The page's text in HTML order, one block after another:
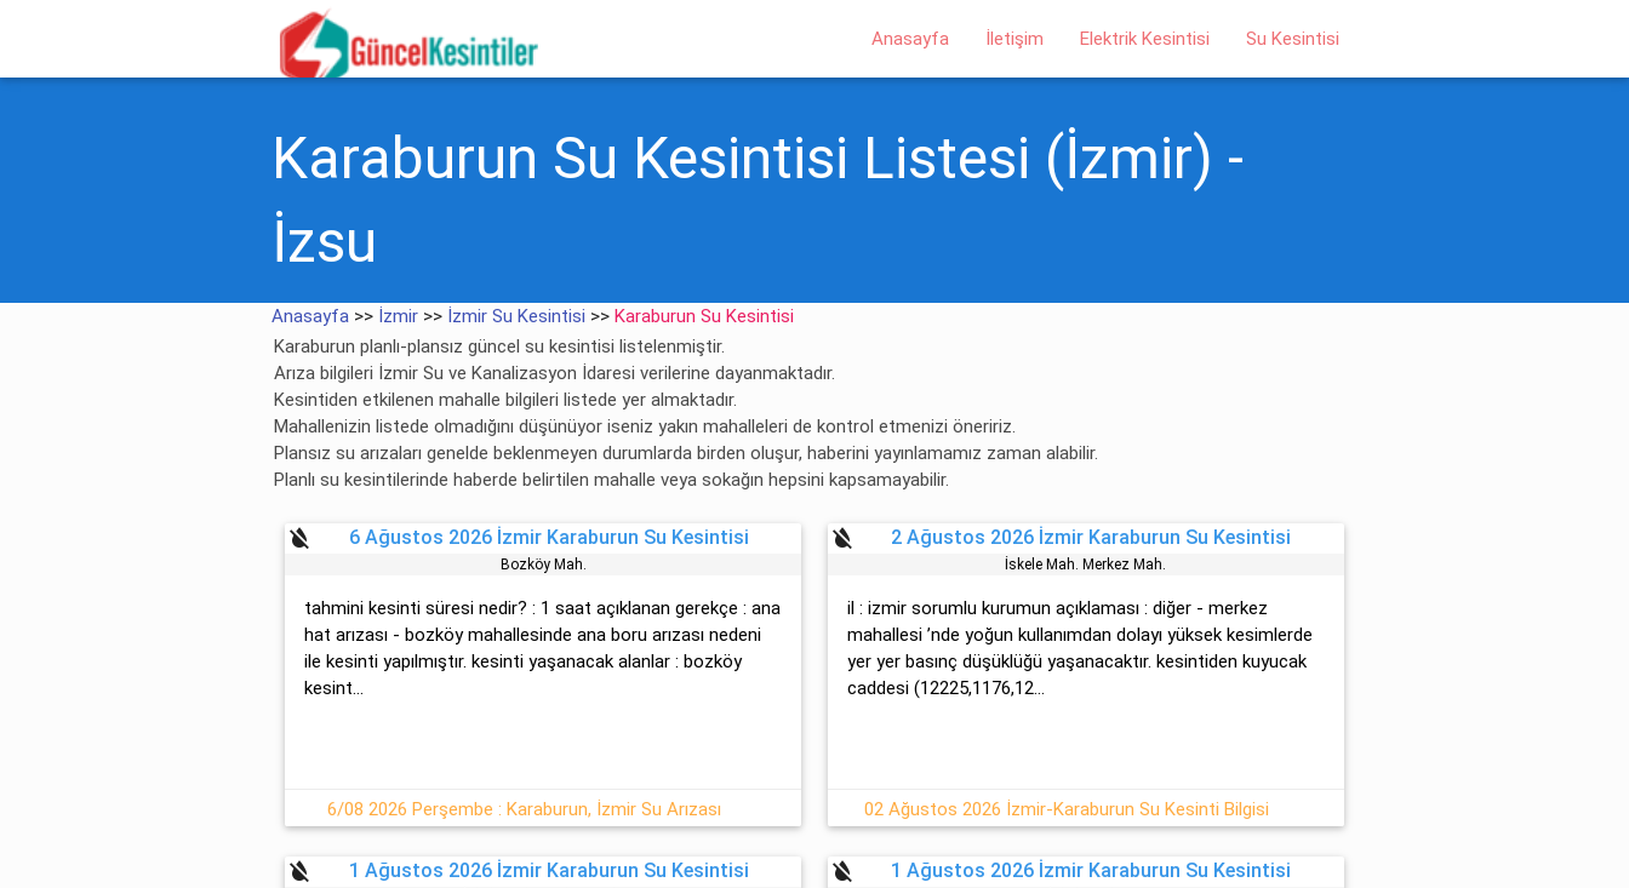
Anasayfa İletişim Elektrik Kesintisi Su Kesintisi
Karaburun Su Kesintisi Listesi (İzmir) -
İzsu
Anasayfa >> İzmir >> İzmir Su Kesintisi >>Karaburun Su Kesintisi
Karaburun planlı-plansız güncel su kesintisi listelenmiştir.
Arıza bilgileri İzmir Su ve Kanalizasyon İdaresi verilerine dayanmaktadır.
Kesintiden etkilenen mahalle bilgileri listede yer almaktadır.
Mahallenizin listede olmadığını düşünüyor iseniz yakın mahalleleri de kontrol etmenizi öneririz.
Plansız su arızaları genelde beklenmeyen durumlarda birden oluşur, haberini yayınlamamız zaman alabilir.
Planlı su kesintilerinde haberde belirtilen mahalle veya sokağın hepsini kapsamayabilir.
format_color_reset 6 Ağustos 2026 İzmir Karaburun Su Kesintisi
Bozköy Mah.
tahmini kesinti süresi nedir? : 1 saat açıklanan gerekçe : ana
hat arızası - bozköy mahallesinde ana boru arızası nedeni
ile kesinti yapılmıştır. kesinti yaşanacak alanlar : bozköy
kesint...
6/08 2026 Perşembe : Karaburun, İzmir Su Arızası
format_color_reset 2 Ağustos 2026 İzmir Karaburun Su Kesintisi
İskele Mah. Merkez Mah.
il : izmir sorumlu kurumun açıklaması : diğer - merkez
mahallesi ’nde yoğun kullanımdan dolayı yüksek kesimlerde
yer yer basınç düşüklüğü yaşanacaktır. kesintiden kuyucak
caddesi (12225,1176,12...
02 Ağustos 2026 İzmir-Karaburun Su Kesinti Bilgisi
format_color_reset 1 Ağustos 2026 İzmir Karaburun Su Kesintisi format_color_reset 1 Ağustos 2026 İzmir Karaburun Su Kesintisi